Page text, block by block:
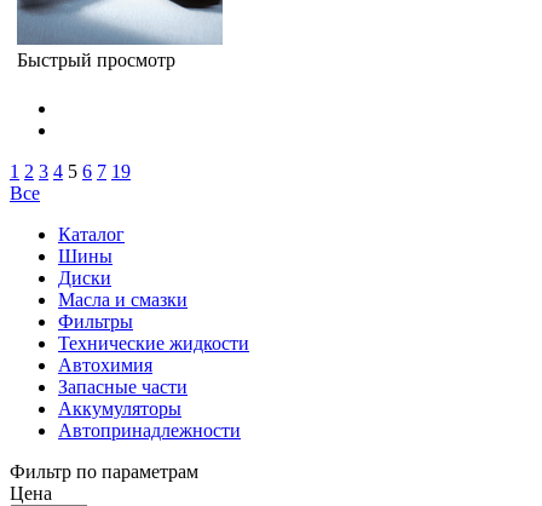
Быстрый просмотр
1 2 3 4 5 6 7 19
Все
Каталог
Шины
Диски
Масла и смазки
Фильтры
Технические жидкости
Автохимия
Запасные части
Аккумуляторы
Автопринадлежности
Фильтр по параметрам
Цена